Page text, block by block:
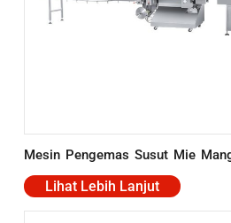
Mesin Pengemas Susut Mie
Lihat Lebih Lanjut